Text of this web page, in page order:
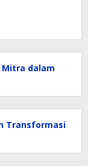
Mitra dalam
Transformasi